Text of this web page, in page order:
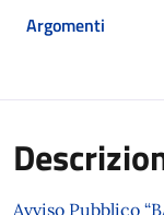
Argomenti
Avviso Pubblico